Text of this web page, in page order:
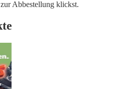
Abbestellung klickst.